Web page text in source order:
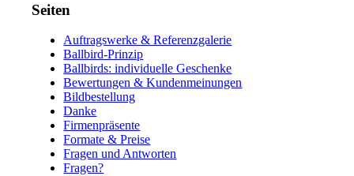
Seiten
Auftragswerke & Referenzgalerie
Ballbird-Prinzip
Ballbirds: individuelle Geschenke
Bewertungen & Kundenmeinungen
Bildbestellung
Danke
Firmenpräsente
Formate & Preise
Fragen und Antworten
Fragen?